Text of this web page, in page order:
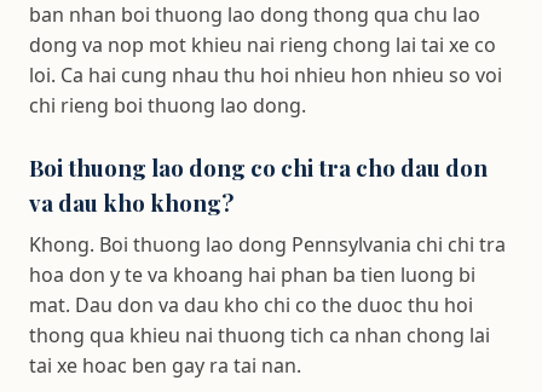
ban nhan boi thuong lao dong thong qua chu lao
dong va nop mot khieu nai rieng chong lai tai xe co
loi. Ca hai cung nhau thu hoi nhieu hon nhieu so voi
chi rieng boi thuong lao dong.
Boi thuong lao dong co chi tra cho dau don
va dau kho khong?
Khong. Boi thuong lao dong Pennsylvania chi chi tra
hoa don y te va khoang hai phan ba tien luong bi
mat. Dau don va dau kho chi co the duoc thu hoi
thong qua khieu nai thuong tich ca nhan chong lai
tai xe hoac ben gay ra tai nan.